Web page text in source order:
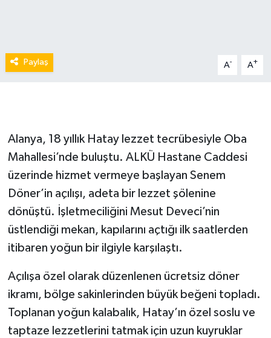
Paylaş A- A+
Alanya, 18 yıllık Hatay lezzet tecrübesiyle Oba
Mahallesi’nde buluştu. ALKÜ Hastane Caddesi
üzerinde hizmet vermeye başlayan Senem
Döner’in açılışı, adeta bir lezzet şölenine
dönüştü. İşletmeciliğini Mesut Deveci’nin
üstlendiği mekan, kapılarını açtığı ilk saatlerden
itibaren yoğun bir ilgiyle karşılaştı.
Açılışa özel olarak düzenlenen ücretsiz döner
ikramı, bölge sakinlerinden büyük beğeni topladı.
Toplanan yoğun kalabalık, Hatay’ın özel soslu ve
taptaze lezzetlerini tatmak için uzun kuyruklar